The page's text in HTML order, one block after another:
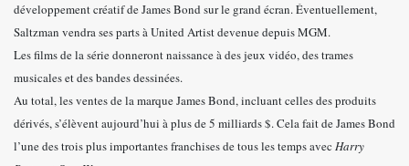
développement créatif de James Bond sur le grand écran. Éventuellement,
Saltzman vendra ses parts à United Artist devenue depuis MGM.
Les films de la série donneront naissance à des jeux vidéo, des trames
musicales et des bandes dessinées.
Au total, les ventes de la marque James Bond, incluant celles des produits
dérivés, s’élèvent aujourd’hui à plus de 5 milliards $. Cela fait de James Bond
l’une des trois plus importantes franchises de tous les temps avec Harry